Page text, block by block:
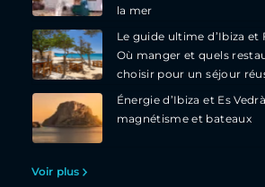
la mer
Le guide ultime d’Ibiza et
Où manger et quels
choisir pour un séjour
Énergie d’Ibiza et Es
magnétisme et bateaux
Voir plus